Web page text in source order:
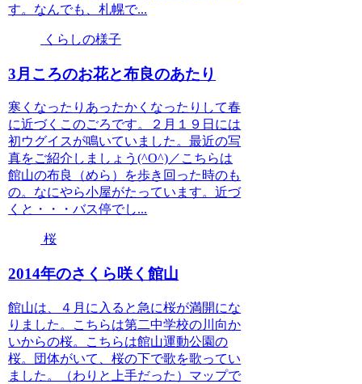
す。なんでも、札幌で...
くらしの様子
3月ころのお花と布良のあたり
寒くなったりあったかくなったりして春
に近づくこのごろです。２月１９日には
初ウグイスが鳴いていました。最近の写
真をご紹介しましょう(^O^)／こちらは
館山の布良（めら）を歩き回った時のも
の。なにやら小屋がたっています。近づ
くと・・・バス停でし...
桜
2014年のさくら咲く館山
館山は、４月に入ると急に桜が満開にな
りました。こちらは第二中学校の川向か
いからの桜。こちらは館山運動公園の
桜。団体がいて、桜の下で歌を歌ってい
ました。（わりと上手だった）マップで